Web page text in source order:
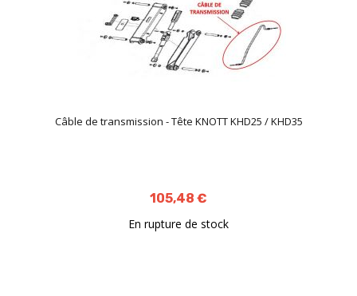
Câble de transmission - Tête KNOTT KHD25 / KHD35
105,48 €
En rupture de stock